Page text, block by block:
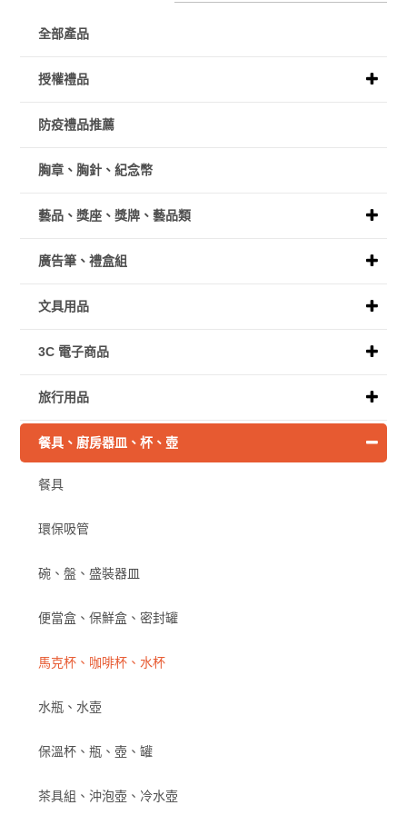
全部產品
授權禮品
防疫禮品推薦
胸章、胸針、紀念幣
藝品、獎座、獎牌、藝品類
廣告筆、禮盒組
文具用品
3C 電子商品
旅行用品
餐具、廚房器皿、杯、壺
餐具
環保吸管
碗、盤、盛裝器皿
便當盒、保鮮盒、密封罐
馬克杯、咖啡杯、水杯
水瓶、水壺
保溫杯、瓶、壺、罐
茶具組、沖泡壺、冷水壺